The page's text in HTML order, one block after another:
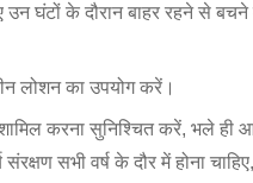
घंटों के दौरान बाहर रहने से
लोशन का उपयोग करें।
करना सुनिश्चित करें, भले
सभी वर्ष के दौर में होना